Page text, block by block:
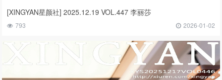
[XINGYAN星颜社] 2025.12.19 VOL.447 李丽莎
793 2026-01-02